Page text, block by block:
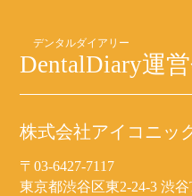
DentalDiary運
株式会社アイコニッ
〒03-6427-7117
東京都渋谷区東2-24-3 渋